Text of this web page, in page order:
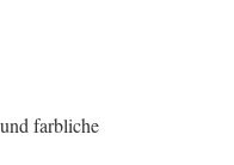
farbliche